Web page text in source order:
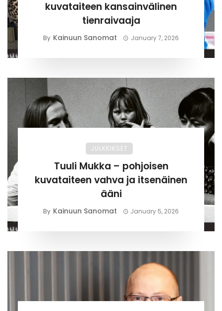
kuvataiteen kansainvälinen
tienraivaaja
By Kainuun Sanomat January 7, 2026
JULKKIKSET
Tuuli Mukka – pohjoisen
kuvataiteen vahva ja itsenäinen
ääni
By Kainuun Sanomat January 5, 2026